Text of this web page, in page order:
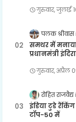
गुरुवार, जुलाई
पलक श्रीवास
समथर में मनाया
प्रधानमंत्री
गुरुवार, अप्रैल
रोहित राजवैद्य
इंडिया टुडे
टॉप-50 में